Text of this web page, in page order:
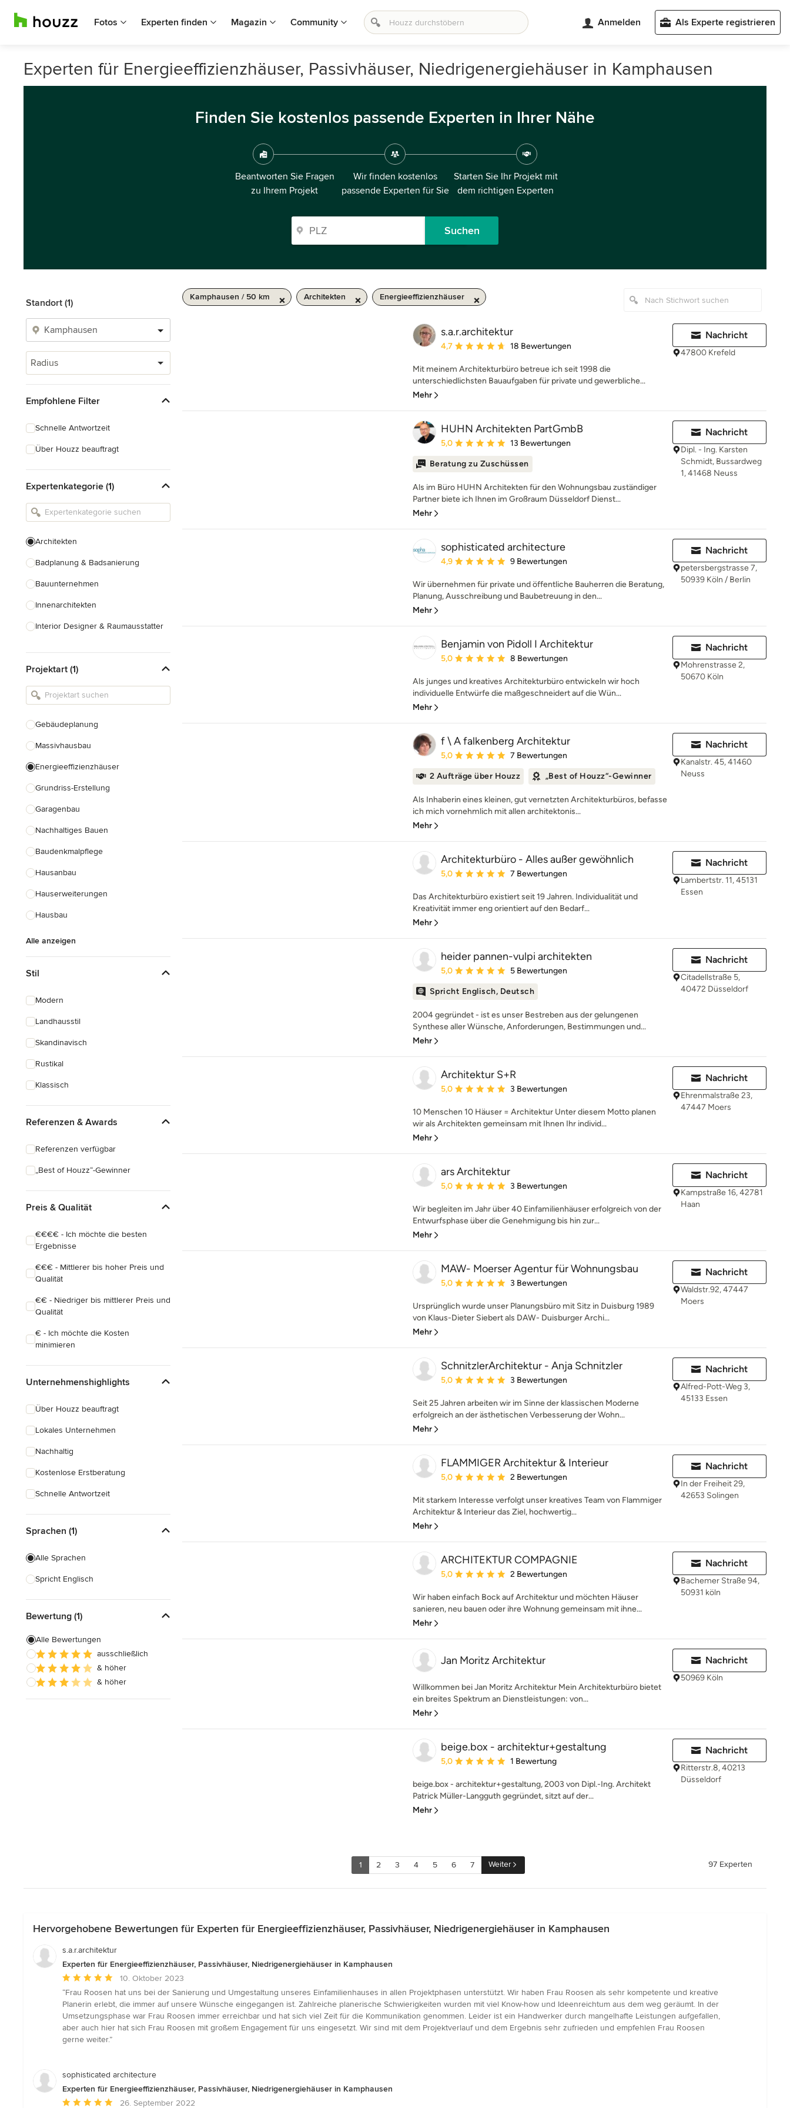
Fotos Experten finden Magazin Community Anmelden Als Experte registrieren
Experten für Energieeffizienzhäuser, Passivhäuser, Niedrigenergiehäuser in Kamphausen
Finden Sie kostenlos passende Experten in Ihrer Nähe
Beantworten Sie Fragen
zu Ihrem Projekt
Wir finden kostenlos
passende Experten für Sie
Starten Sie Ihr Projekt mit
dem richtigen Experten
Suchen
Standort (1)
Radius
Empfohlene Filter
Schnelle Antwortzeit
Über Houzz beauftragt
Expertenkategorie (1)
Architekten
Badplanung & Badsanierung
Bauunternehmen
Innenarchitekten
Interior Designer & Raumausstatter
Landschaftsarchitekten
Armaturen & Sanitärbedarf
Einbauschränke
Projektart (1)
Gebäudeplanung
Massivhausbau
Energieeffizienzhäuser
Grundriss-Erstellung
Garagenbau
Nachhaltiges Bauen
Baudenkmalpflege
Hausanbau
Hauserweiterungen
Hausbau
Alle anzeigen
Stil
Modern
Landhausstil
Skandinavisch
Rustikal
Klassisch
Referenzen & Awards
Referenzen verfügbar
„Best of Houzz“-Gewinner
Preis & Qualität
€€€€ - Ich möchte die besten
Ergebnisse
€€€ - Mittlerer bis hoher Preis und
Qualität
€€ - Niedriger bis mittlerer Preis und
Qualität
€ - Ich möchte die Kosten
minimieren
Unternehmenshighlights
Über Houzz beauftragt
Lokales Unternehmen
Nachhaltig
Kostenlose Erstberatung
Schnelle Antwortzeit
Sprachen (1)
Alle Sprachen
Spricht Englisch
Bewertung (1)
Alle Bewertungen
ausschließlich
& höher
& höher
Kamphausen / 50 km Architekten Energieeffizienzhäuser
s.a.r.architektur
Durchschnittliche Bewertung: 4.7 von 5 Sternen
4,7 18 Bewertungen
Mit meinem Architekturbüro betreue ich seit 1998 die
unterschiedlichsten Bauaufgaben für private und gewerbliche...
Mehr
Nachricht
47800 Krefeld
HUHN Architekten PartGmbB
Durchschnittliche Bewertung: 5 von 5 Sternen
5,0 13 Bewertungen
Beratung zu Zuschüssen
Als im Büro HUHN Architekten für den Wohnungsbau zuständiger
Partner biete ich Ihnen im Großraum Düsseldorf Dienst...
Mehr
Nachricht
Dipl. - Ing. Karsten
Schmidt, Bussardweg
1, 41468 Neuss
sophisticated architecture
Durchschnittliche Bewertung: 4.9 von 5 Sternen
4,9 9 Bewertungen
Wir übernehmen für private und öffentliche Bauherren die Beratung,
Planung, Ausschreibung und Baubetreuung in den...
Mehr
Nachricht
petersbergstrasse 7,
50939 Köln / Berlin
Benjamin von Pidoll I Architektur
Durchschnittliche Bewertung: 5 von 5 Sternen
5,0 8 Bewertungen
Als junges und kreatives Architekturbüro entwickeln wir hoch
individuelle Entwürfe die maßgeschneidert auf die Wün...
Mehr
Nachricht
Mohrenstrasse 2,
50670 Köln
f \ A falkenberg Architektur
Durchschnittliche Bewertung: 5 von 5 Sternen
5,0 7 Bewertungen
2 Aufträge über Houzz „Best of Houzz“-Gewinner
Als Inhaberin eines kleinen, gut vernetzten Architekturbüros, befasse
ich mich vornehmlich mit allen architektonis...
Mehr
Nachricht
Kanalstr. 45, 41460
Neuss
Architekturbüro - Alles außer gewöhnlich
Durchschnittliche Bewertung: 5 von 5 Sternen
5,0 7 Bewertungen
Das Architekturbüro existiert seit 19 Jahren. Individualität und
Kreativität immer eng orientiert auf den Bedarf...
Mehr
Nachricht
Lambertstr. 11, 45131
Essen
heider pannen-vulpi architekten
Durchschnittliche Bewertung: 5 von 5 Sternen
5,0 5 Bewertungen
Spricht Englisch, Deutsch
2004 gegründet - ist es unser Bestreben aus der gelungenen
Synthese aller Wünsche, Anforderungen, Bestimmungen und...
Mehr
Nachricht
Citadellstraße 5,
40472 Düsseldorf
Architektur S+R
Durchschnittliche Bewertung: 5 von 5 Sternen
5,0 3 Bewertungen
10 Menschen 10 Häuser = Architektur Unter diesem Motto planen
wir als Architekten gemeinsam mit Ihnen Ihr individ...
Mehr
Nachricht
Ehrenmalstraße 23,
47447 Moers
ars Architektur
Durchschnittliche Bewertung: 5 von 5 Sternen
5,0 3 Bewertungen
Wir begleiten im Jahr über 40 Einfamilienhäuser erfolgreich von der
Entwurfsphase über die Genehmigung bis hin zur...
Mehr
Nachricht
Kampstraße 16, 42781
Haan
MAW- Moerser Agentur für Wohnungsbau
Durchschnittliche Bewertung: 5 von 5 Sternen
5,0 3 Bewertungen
Ursprünglich wurde unser Planungsbüro mit Sitz in Duisburg 1989
von Klaus-Dieter Siebert als DAW- Duisburger Archi...
Mehr
Nachricht
Waldstr.92, 47447
Moers
SchnitzlerArchitektur - Anja Schnitzler
Durchschnittliche Bewertung: 5 von 5 Sternen
5,0 3 Bewertungen
Seit 25 Jahren arbeiten wir im Sinne der klassischen Moderne
erfolgreich an der ästhetischen Verbesserung der Wohn...
Mehr
Nachricht
Alfred-Pott-Weg 3,
45133 Essen
FLAMMIGER Architektur & Interieur
Durchschnittliche Bewertung: 5 von 5 Sternen
5,0 2 Bewertungen
Mit starkem Interesse verfolgt unser kreatives Team von Flammiger
Architektur & Interieur das Ziel, hochwertig...
Mehr
Nachricht
In der Freiheit 29,
42653 Solingen
ARCHITEKTUR COMPAGNIE
Durchschnittliche Bewertung: 5 von 5 Sternen
5,0 2 Bewertungen
Wir haben einfach Bock auf Architektur und möchten Häuser
sanieren, neu bauen oder ihre Wohnung gemeinsam mit ihne...
Mehr
Nachricht
Bachemer Straße 94,
50931 köln
Jan Moritz Architektur
Willkommen bei Jan Moritz Architektur Mein Architekturbüro bietet
ein breites Spektrum an Dienstleistungen: von...
Mehr
Nachricht
50969 Köln
beige.box - architektur+gestaltung
Durchschnittliche Bewertung: 5 von 5 Sternen
5,0 1 Bewertung
beige.box - architektur+gestaltung, 2003 von Dipl.-Ing. Architekt
Patrick Müller-Langguth gegründet, sitzt auf der...
Mehr
Nachricht
Ritterstr.8, 40213
Düsseldorf
1 2 3 4 5 6 7 Weiter 97 Experten
Hervorgehobene Bewertungen für Experten für Energieeffizienzhäuser, Passivhäuser, Niedrigenergiehäuser in Kamphausen
s.a.r.architektur
Experten für Energieeffizienzhäuser, Passivhäuser, Niedrigenergiehäuser in Kamphausen
Durchschnittliche
Bewertung:
5
von
5
Sternen
10. Oktober 2023
“Frau Roosen hat uns bei der Sanierung und Umgestaltung unseres Einfamilienhauses in allen Projektphasen unterstützt. Wir haben Frau Roosen als sehr kompetente und kreative
Planerin erlebt, die immer auf unsere Wünsche eingegangen ist. Zahlreiche planerische Schwierigkeiten wurden mit viel Know-how und Ideenreichtum aus dem weg geräumt. In der
Umsetzungsphase war Frau Roosen immer erreichbar und hat sich viel Zeit für die Kommunikation genommen. Leider ist ein Handwerker durch mangelhafte Leistungen aufgefallen,
aber auch hier hat sich Frau Roosen mit großem Engagement für uns eingesetzt. Wir sind mit dem Projektverlauf und dem Ergebnis sehr zufrieden und empfehlen Frau Roosen
gerne weiter.”
sophisticated architecture
Experten für Energieeffizienzhäuser, Passivhäuser, Niedrigenergiehäuser in Kamphausen
Durchschnittliche26. September 2022